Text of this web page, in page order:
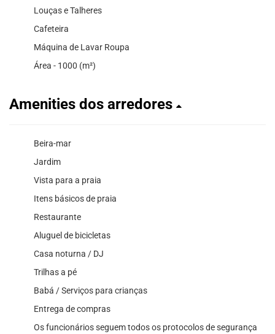
Louças e Talheres
Cafeteira
Máquina de Lavar Roupa
Área - 1000 (m²)
Amenities dos arredores
Beira-mar
Jardim
Vista para a praia
Itens básicos de praia
Restaurante
Aluguel de bicicletas
Casa noturna / DJ
Trilhas a pé
Babá / Serviços para crianças
Entrega de compras
Os funcionários seguem todos os protocolos de segurança